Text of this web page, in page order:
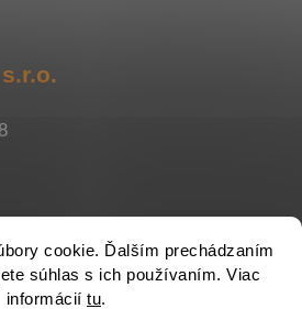
cookie. Ďalším prechádzaním
súhlas s ich používaním. Viac
informácií tu.